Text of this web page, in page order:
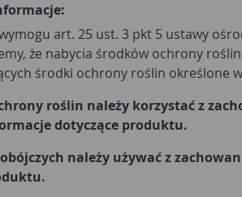
art. 25 ust. 3 pkt 5 ustawy
że nabycia środków ochrony
środki ochrony roślin określone
roślin należy korzystać z
dotyczące produktu.
należy używać z